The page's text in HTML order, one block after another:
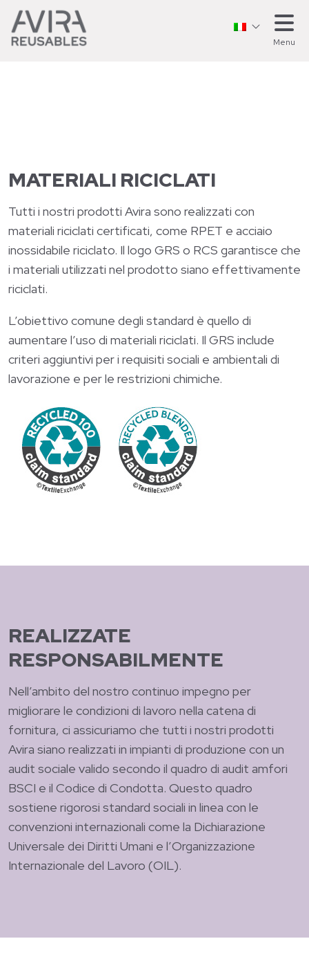
Menu
MATERIALI RICICLATI
Tutti i nostri prodotti Avira sono realizzati con
materiali riciclati certificati, come RPET e acciaio
inossidabile riciclato. Il logo GRS o RCS garantisce che
i materiali utilizzati nel prodotto siano effettivamente
riciclati.
L’obiettivo comune degli standard è quello di
aumentare l’uso di materiali riciclati. Il GRS include
criteri aggiuntivi per i requisiti sociali e ambientali di
lavorazione e per le restrizioni chimiche.
REALIZZATE
RESPONSABILMENTE
Nell’ambito del nostro continuo impegno per
migliorare le condizioni di lavoro nella catena di
fornitura, ci assicuriamo che tutti i nostri prodotti
Avira siano realizzati in impianti di produzione con un
audit sociale valido secondo il quadro di audit amfori
BSCI e il Codice di Condotta. Questo quadro
sostiene rigorosi standard sociali in linea con le
convenzioni internazionali come la Dichiarazione
Universale dei Diritti Umani e l’Organizzazione
Internazionale del Lavoro (OIL).